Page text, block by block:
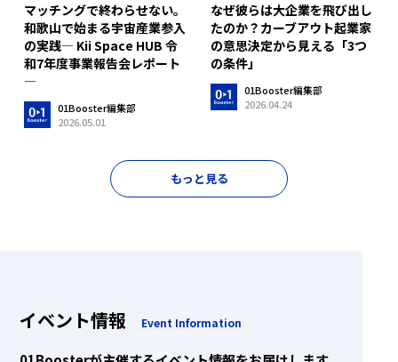
マッチングで終わらせない。
和歌山で始まる宇宙産業参入
の実践― Kii Space HUB 令
和7年度事業報告会レポート
―
01Booster編集部
2026.05.01
なぜ彼らは大企業を飛び出し
たのか？カーブアウト起業家
の意思決定から見える「3つ
の条件」
01Booster編集部
2026.04.24
もっと見る
イベント情報 Event Information